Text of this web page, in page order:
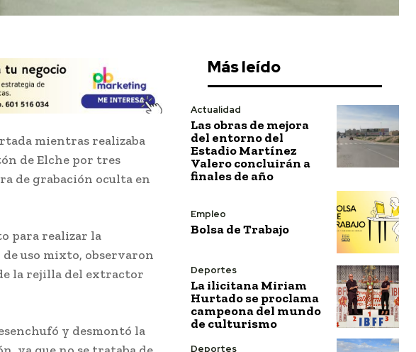
mientras realizaba
de Elche por tres
de grabación oculta en
para realizar la
de uso mixto, observaron
la rejilla del extractor
y desmontó la
Más leído
Actualidad
Las obras de mejora
del entorno del
Estadio Martínez
Valero concluirán a
finales de año
Empleo
Bolsa de Trabajo
Deportes
La ilicitana Miriam
Hurtado se proclama
campeona del mundo
de culturismo
Deportes